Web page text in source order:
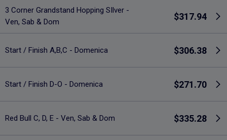
3 Corner Grandstand Hopping SIlver -
Ven, Sab & Dom
$317.94
Start / Finish A,B,C - Domenica $306.38
Start / Finish D-O - Domenica $271.70
Red Bull C, D, E - Ven, Sab & Dom $335.28